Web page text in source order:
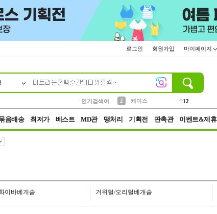
로그인 회원가입 마이페이지
인기검색어
2
케이스
12
음배송 최저가 베스트 MD관 땡처리 기획전 판촉관 이벤트&제휴
이바베개솜 거위털/오리털베개솜